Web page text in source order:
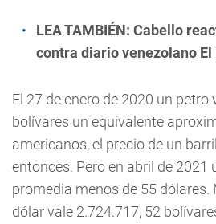
LEA TAMBIÉN: Cabello
contra diario venezolano El
El 27 de enero de 2020 un petro
bolívares un equivalente
americanos, el precio de un
entonces. Pero en abril de 2021
promedia menos de 55 dólares.
dólar vale 2.724.717, 52